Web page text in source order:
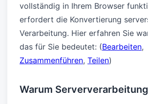
vollständig in Ihrem Browser
erfordert die Konvertierung
Verarbeitung. Hier erfahren Sie
das für Sie bedeutet: (Bearbeiten,
Zusammenführen, Teilen)
Warum